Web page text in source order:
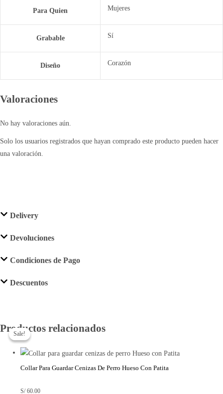
Para Quien Mujeres
Grabable Sí
Diseño Corazón
Valoraciones
No hay valoraciones aún.
Solo los usuarios registrados que hayan comprado este producto pueden hacer
una valoración.
Delivery
Devoluciones
Condiciones de Pago
Descuentos
Productos relacionados
Collar Para Guardar Cenizas De Perro Hueso Con Patita
S/60.00
Sale!
Sale!
precio
original
precio
actual